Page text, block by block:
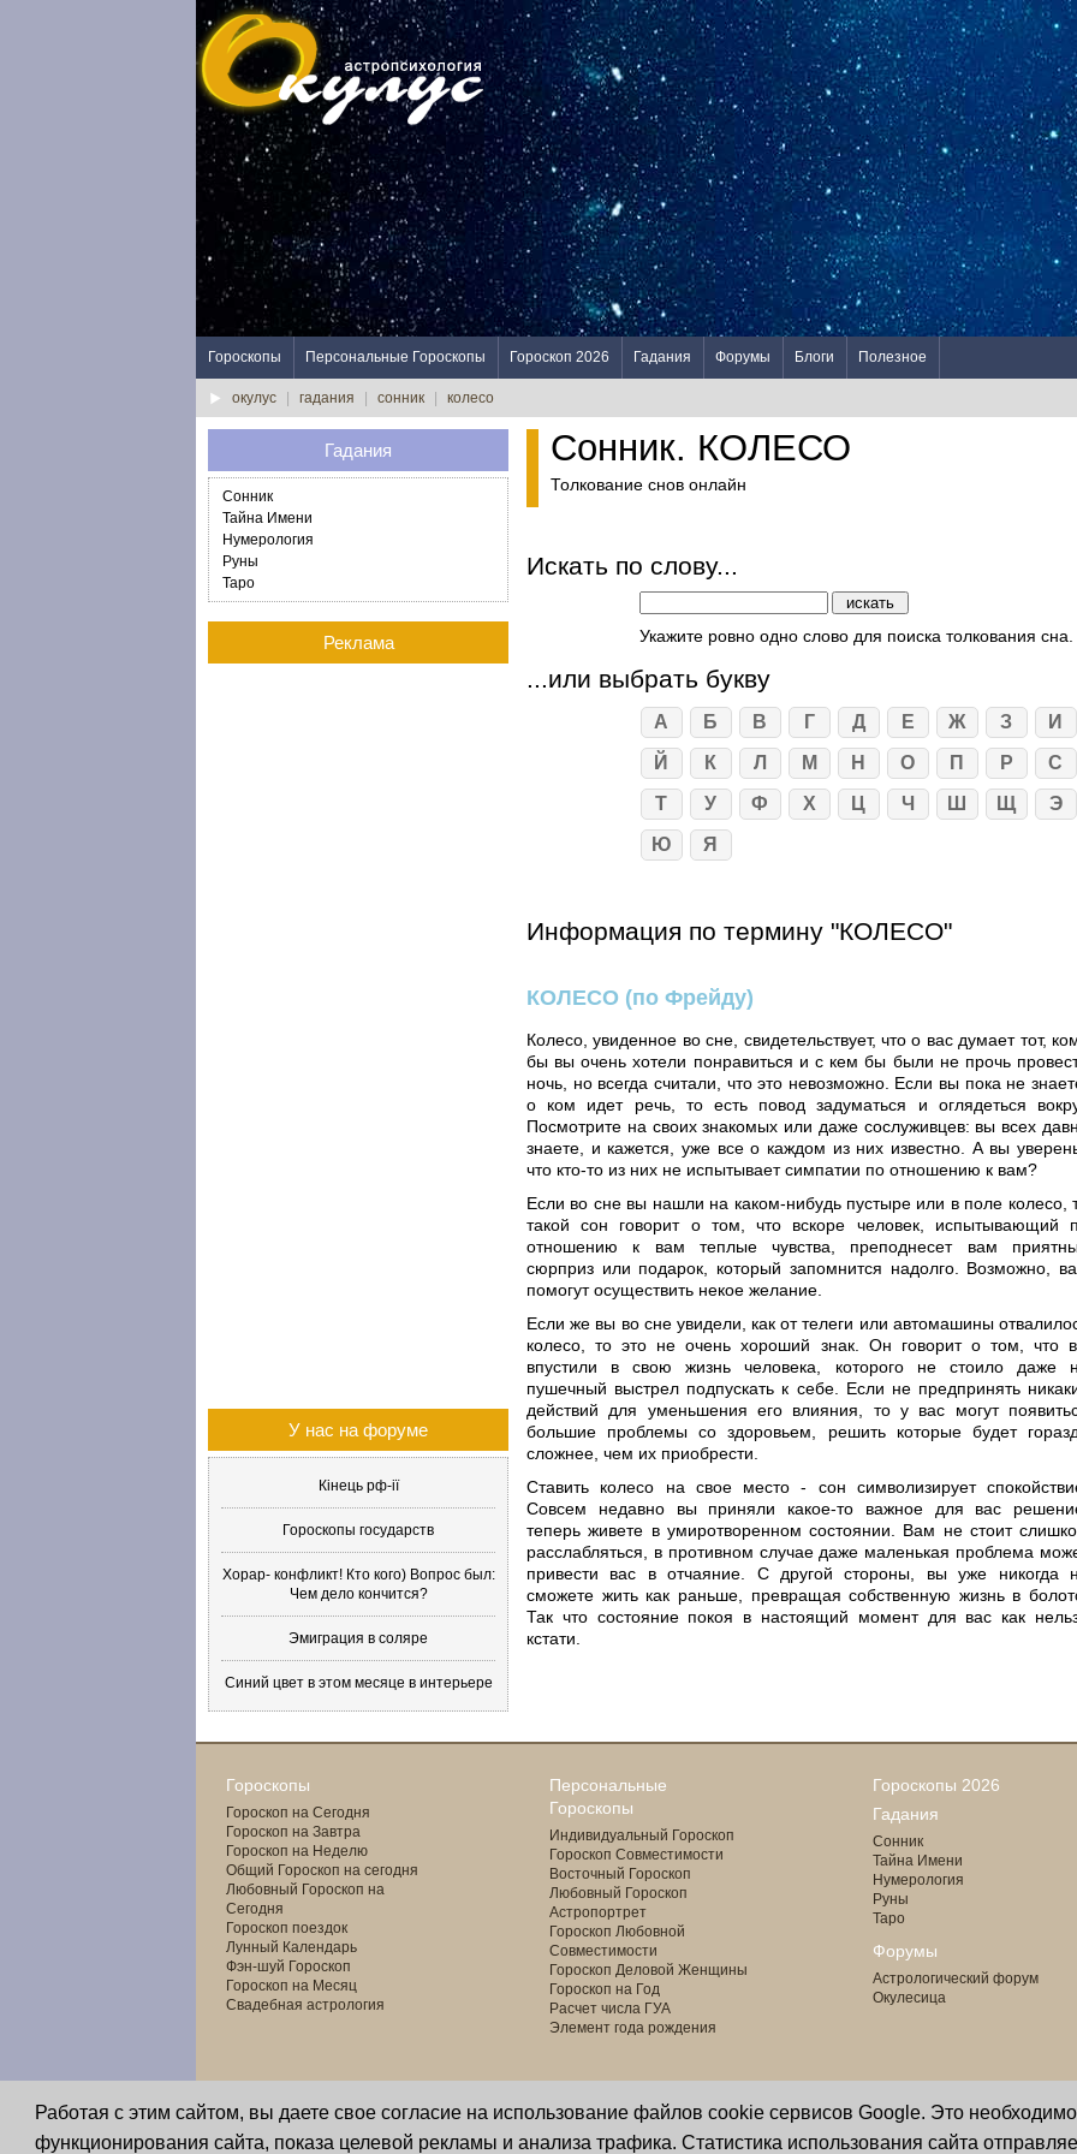
Работая с этим сайтом, вы даете свое согласие на использование файлов cookie сервисов Google. Это
функционирования сайта, показа целевой рекламы и анализа трафика. Статистика использования сайта
Гороскопы Персональные Гороскопы Гороскоп 2026 Гадания Форумы Блоги Полезное
окулус гадания сонник колесо
Сонник. КОЛЕСО
Толкование снов онлайн
Искать по слову...
Укажите ровно одно слово для поиска толкования сна.
...или выбрать букву
А Б В Г Д Е Ж З
И
Й
К Л М Н О П Р
С
Т
У Ф Х Ц Ч Ш Щ
Э
Ю
Я
Информация по термину "КОЛЕСО"
КОЛЕСО (по Фрейду)
Колесо, увиденное во сне, свидетельствует, что о вас думает тот,
бы вы очень хотели понравиться и с кем бы были не прочь
ночь, но всегда считали, что это невозможно. Если вы пока не
о ком идет речь, то есть повод задуматься и оглядеться
Посмотрите на своих знакомых или даже сослуживцев: вы всех
знаете, и кажется, уже все о каждом из них известно. А вы
что кто-то из них не испытывает симпатии по отношению к вам?
Если во сне вы нашли на каком-нибудь пустыре или в поле колесо,
такой сон говорит о том, что вскоре человек, испытывающий
отношению к вам теплые чувства, преподнесет вам
сюрприз или подарок, который запомнится надолго. Возможно,
помогут осуществить некое желание.
Если же вы во сне увидели, как от телеги или автомашины
колесо, то это не очень хороший знак. Он говорит о том, что
впустили в свою жизнь человека, которого не стоило даже
пушечный выстрел подпускать к себе. Если не предпринять
действий для уменьшения его влияния, то у вас могут
большие проблемы со здоровьем, решить которые будет
сложнее, чем их приобрести.
Ставить колесо на свое место - сон символизирует
Совсем недавно вы приняли какое-то важное для вас
теперь живете в умиротворенном состоянии. Вам не стоит
расслабляться, в противном случае даже маленькая проблема
привести вас в отчаяние. С другой стороны, вы уже никогда
сможете жить как раньше, превращая собственную жизнь в
Так что состояние покоя в настоящий момент для вас как
кстати.
Гадания
Сонник
Тайна Имени
Нумерология
Руны
Таро
Реклама
У нас на форуме
Кінець рф-ії
Гороскопы государств
Хорар- конфликт! Кто кого) Вопрос был:
Чем дело кончится?
Эмиграция в соляре
Синий цвет в этом месяце в интерьере
Гороскопы
Гороскоп на Сегодня
Гороскоп на Завтра
Гороскоп на Неделю
Общий Гороскоп на сегодня
Любовный Гороскоп на
Сегодня
Гороскоп поездок
Лунный Календарь
Фэн-шуй Гороскоп
Гороскоп на Месяц
Свадебная астрология
Персональные
Гороскопы
Индивидуальный Гороскоп
Гороскоп Совместимости
Восточный Гороскоп
Любовный Гороскоп
Астропортрет
Гороскоп Любовной
Совместимости
Гороскоп Деловой Женщины
Гороскоп на Год
Расчет числа ГУА
Элемент года рождения
Гороскопы 2026
Гадания
Сонник
Тайна Имени
Нумерология
Руны
Таро
Форумы
Астрологический форум
Окулесица
Copyright © 2000 - 2026 Oculus
Все права защищены
астролог И. Звягина
программист Ю. Данилов